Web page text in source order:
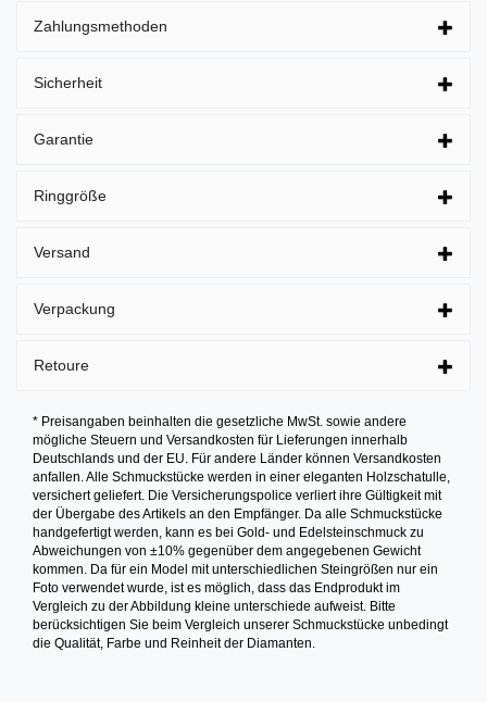
Zahlungsmethoden
Sicherheit
Garantie
Ringgröße
Versand
Verpackung
Retoure
* Preisangaben beinhalten die gesetzliche MwSt. sowie andere
mögliche Steuern und Versandkosten für Lieferungen innerhalb
Deutschlands und der EU. Für andere Länder können Versandkosten
anfallen. Alle Schmuckstücke werden in einer eleganten Holzschatulle,
versichert geliefert. Die Versicherungspolice verliert ihre Gültigkeit mit
der Übergabe des Artikels an den Empfänger. Da alle Schmuckstücke
handgefertigt werden, kann es bei Gold- und Edelsteinschmuck zu
Abweichungen von ±10% gegenüber dem angegebenen Gewicht
kommen. Da für ein Model mit unterschiedlichen Steingrößen nur ein
Foto verwendet wurde, ist es möglich, dass das Endprodukt im
Vergleich zu der Abbildung kleine unterschiede aufweist. Bitte
berücksichtigen Sie beim Vergleich unserer Schmuckstücke unbedingt
die Qualität, Farbe und Reinheit der Diamanten.